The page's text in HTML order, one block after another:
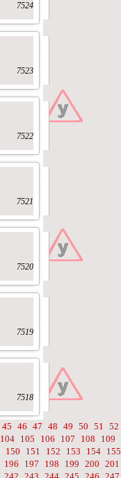
7524
7523
7522
7521
7520
7519
7518
45 46 47 48 49 50 51 52
104 105 106 107 108 109
150 151 152 153 154 155
196 197 198 199 200 201